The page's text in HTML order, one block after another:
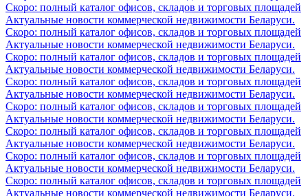
Скоро: полный каталог офисов, складов и торговых площадей
Актуальные новости коммерческой недвижимости Беларуси.
Скоро: полный каталог офисов, складов и торговых площадей
Актуальные новости коммерческой недвижимости Беларуси.
Скоро: полный каталог офисов, складов и торговых площадей
Актуальные новости коммерческой недвижимости Беларуси.
Скоро: полный каталог офисов, складов и торговых площадей
Актуальные новости коммерческой недвижимости Беларуси.
Скоро: полный каталог офисов, складов и торговых площадей
Актуальные новости коммерческой недвижимости Беларуси.
Скоро: полный каталог офисов, складов и торговых площадей
Актуальные новости коммерческой недвижимости Беларуси.
Скоро: полный каталог офисов, складов и торговых площадей
Актуальные новости коммерческой недвижимости Беларуси.
Скоро: полный каталог офисов, складов и торговых площадей
Актуальные новости коммерческой недвижимости Беларуси.